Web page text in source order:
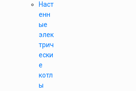
Наст
енн
ые
элек
трич
ески
е
котл
ы